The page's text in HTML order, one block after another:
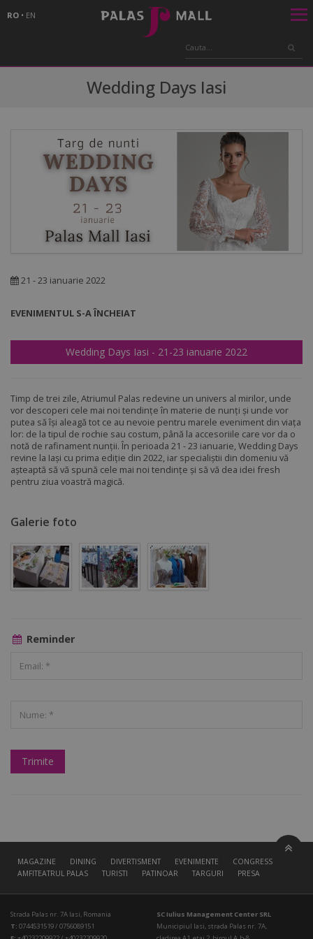
RO • EN
Wedding Days Iasi
21 - 23 ianuarie 2022
EVENIMENTUL S-A ÎNCHEIAT
Wedding Days Iasi - 21-23 ianuarie 2022
Timp de trei zile, Atriumul Palas redevine un univers al mirilor, unde
vor descoperi cele mai noi tendințe în materie de nunți și unde vor
putea să își aleagă tot ce au nevoie pentru marele eveniment din viața
lor: de la tipul de rochie sau costum, până la accesoriile care vor da o
notă de rafinament nunții. În perioada 21 - 23 ianuarie, Wedding Days
revine la Iași cu prima ediție din 2022, iar specialiștii din domeniu vă
așteaptă să vă spună cele mai noi tendințe și să vă dea idei fresh
pentru ziua voastră magică.
Galerie foto
Reminder
MAGAZINE DINING DIVERTISMENT EVENIMENTE
CONGRESS HALL
AMFITEATRUL PALAS
TURISTI PATINOAR TARGURI PRESA
Strada Palas nr. 7A Iasi, Romania
T: 0744531519 / 0756089151
SC Iulius Management Center SRL
Municipiul Iasi, strada Palas nr. 7A,